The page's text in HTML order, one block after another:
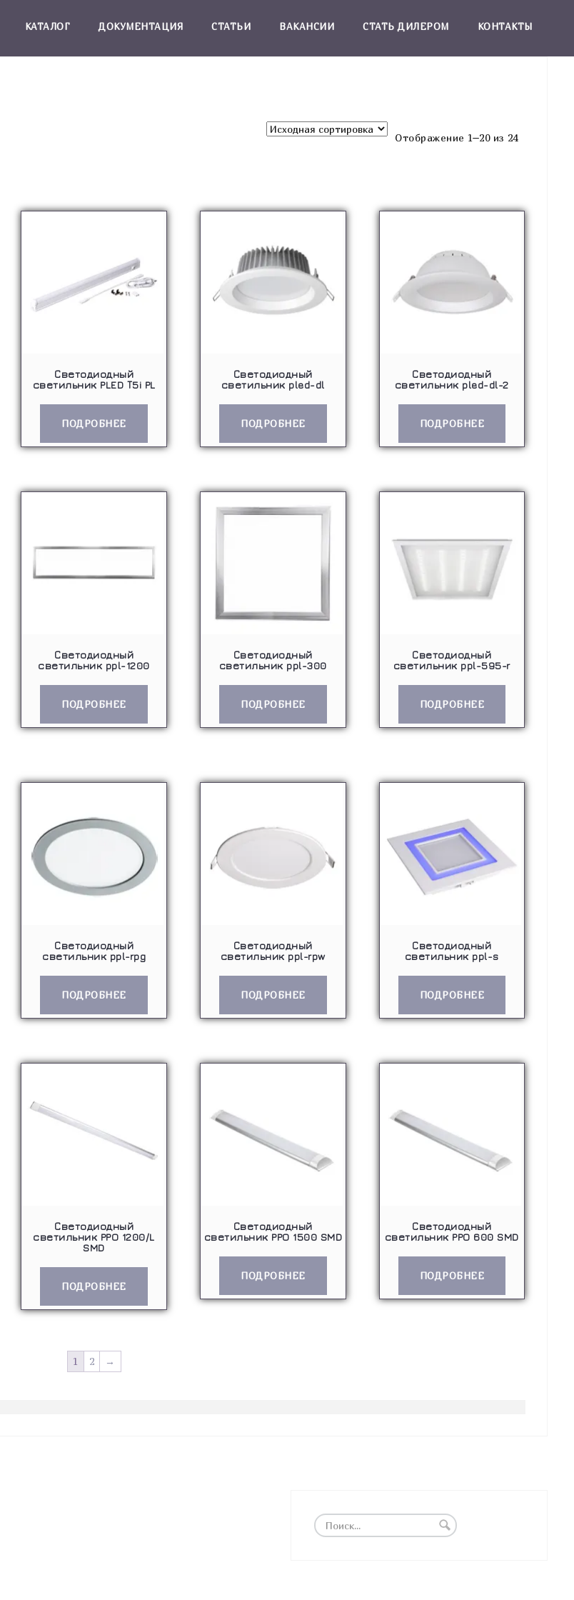
КАТАЛОГ ДОКУМЕНТАЦИЯ СТАТЬИ ВАКАНСИИ СТАТЬ ДИЛЕРОМ КОНТАКТЫ
Отображение 1–20 из 24
Светодиодный
светильник PLED Т5i PL
ПОДРОБНЕЕ
Светодиодный
светильник pled-dl
ПОДРОБНЕЕ
Светодиодный
светильник pled-dl-2
ПОДРОБНЕЕ
Светодиодный
светильник ppl-1200
ПОДРОБНЕЕ
Светодиодный
светильник ppl-300
ПОДРОБНЕЕ
Светодиодный
светильник ppl-595-r
ПОДРОБНЕЕ
Светодиодный
светильник ppl-rpg
ПОДРОБНЕЕ
Светодиодный
светильник ppl-rpw
ПОДРОБНЕЕ
Светодиодный
светильник ppl-s
ПОДРОБНЕЕ
Светодиодный
светильник PPO 1200/L
SMD
ПОДРОБНЕЕ
Светодиодный
светильник PPO 1500 SMD
ПОДРОБНЕЕ
Светодиодный
светильник PPO 600 SMD
ПОДРОБНЕЕ
1 2 →